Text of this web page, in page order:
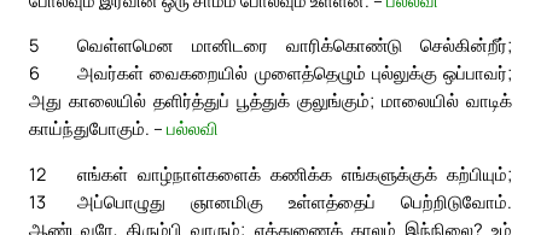
5
வெள்ளமென மானிடரை வாரிக்கொண்டு செல்கின்றீர்;
அவர்கள் வைகறையில் முளைத்தெழும் புல்லுக்கு ஒப்பாவர்;
6
அது காலையில் தளிர்த்துப் பூத்துக் குலுங்கும்; மாலையில் வாடிக்
காய்ந்துபோகும். – பல்லவி
12
எங்கள் வாழ்நாள்களைக் கணிக்க எங்களுக்குக் கற்பியும்;
அப்பொழுது ஞானமிகு உள்ளத்தைப் பெற்றிடுவோம்.
13
ஆண்டவரே, திரும்பி வாரும்; எத்துணைக் காலம் இந்நிலை? உம்